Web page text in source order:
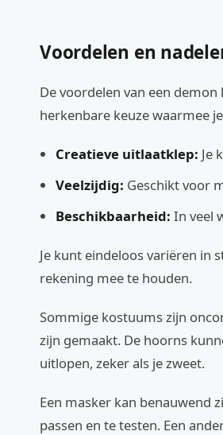
Voordelen en
De voordelen van een
herkenbare keuze waarmee
Creatieve uitlaatklep: Je
Veelzijdig: Geschikt voor
Beschikbaarheid: In veel
Je kunt eindeloos variëren in
rekening mee te houden.
Sommige kostuums zijn
zijn gemaakt. De hoorns
uitlopen, zeker als je zweet.
Een masker kan benauwend
passen en te testen. Een